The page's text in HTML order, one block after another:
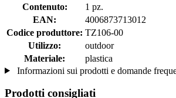
Contenuto:
1 pz.
EAN:
4006873713012
Codice produttore: TZ106-00
Utilizzo:
outdoor
Materiale:
plastica
Informazioni sui prodotti e domande
Prodotti consigliati